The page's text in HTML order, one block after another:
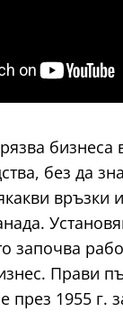
бизнеса
без да
връзки
започва
Прави
през 1955 г.